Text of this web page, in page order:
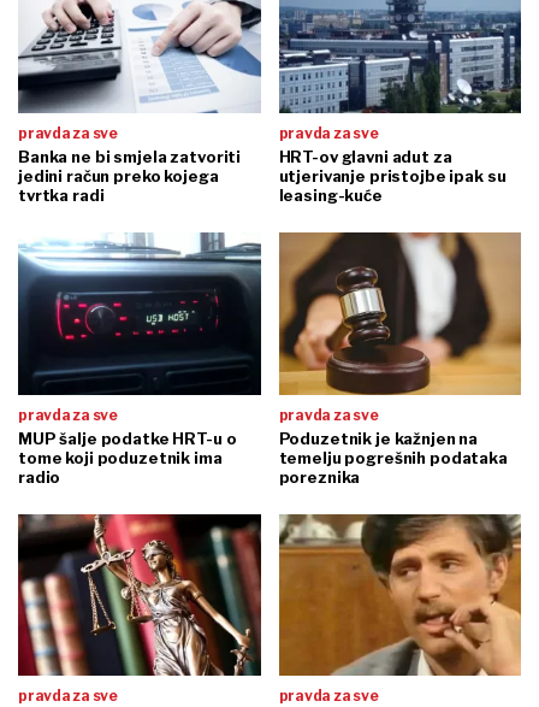
pravda za sve
Banka ne bi smjela zatvoriti
jedini račun preko kojega
tvrtka radi
pravda za sve
HRT-ov glavni adut za
utjerivanje pristojbe ipak su
leasing-kuće
pravda za sve
MUP šalje podatke HRT-u o
tome koji poduzetnik ima
radio
pravda za sve
Poduzetnik je kažnjen na
temelju pogrešnih podataka
poreznika
pravda za sve pravda za sve